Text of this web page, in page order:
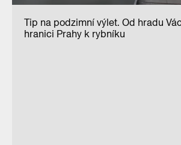
Tip na podzimní výlet. Od hradu
hranici Prahy k rybníku